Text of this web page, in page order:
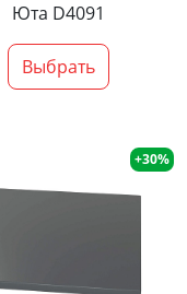
Юта D4091
Выбрать
+30%